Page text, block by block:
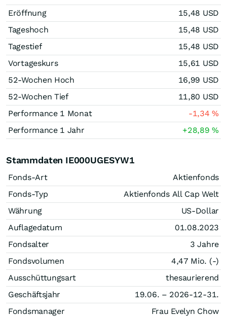
Eröffnung
15,48 USD
Tageshoch
15,48 USD
Tagestief
15,48 USD
Vortageskurs
15,61 USD
52-Wochen Hoch
16,99 USD
52-Wochen Tief
11,80 USD
Performance 1 Monat
-1,34%
Performance 1 Jahr
+28,89%
Stammdaten IE000UGESYW1
Fonds-Art
Aktienfonds
Fonds-Typ
Aktienfonds All Cap Welt
Währung
US-Dollar
Auflagedatum
01.08.2023
Fondsalter
3 Jahre
Fondsvolumen
4,47 Mio. (-)
Ausschüttungsart
thesaurierend
Geschäftsjahr
19.06. – 2026-12-31.
Fondsmanager
Frau Evelyn Chow